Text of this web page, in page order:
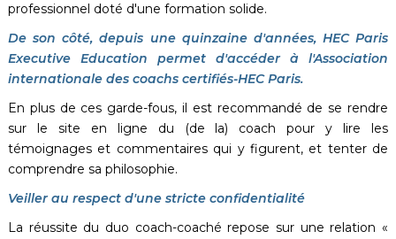
professionnel doté d'une formation solide.
De son côté, depuis une quinzaine d'années, HEC Paris
Executive Education permet d'accéder à l'Association
internationale des coachs certifiés-HEC Paris.
En plus de ces garde-fous, il est recommandé de se rendre
sur le site en ligne du (de la) coach pour y lire les
témoignages et commentaires qui y figurent, et tenter de
comprendre sa philosophie.
Veiller au respect d'une stricte confidentialité
La réussite du duo coach-coaché repose sur une relation «